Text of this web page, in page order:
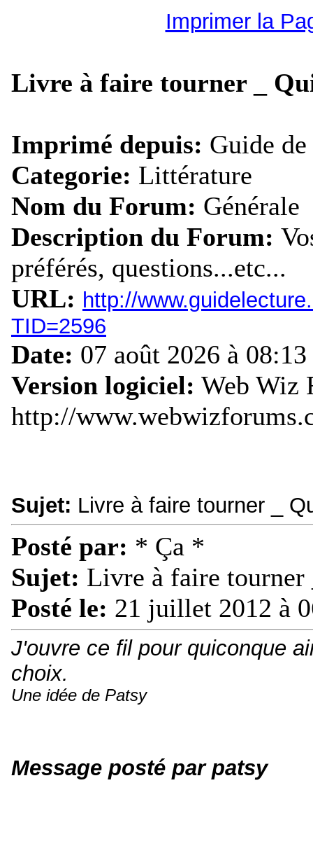
Imprimer la
Livre à faire tourner _
Imprimé depuis: Guide
Categorie: Littérature
Nom du Forum: Générale
Description du Forum:
préférés, questions...etc...
URL: http://
TID=2596
Date: 07 août 2026 à 08:13
Version logiciel: Web Wiz
http://
Sujet: Livre à faire tourner _
Posté par: * Ça *
Sujet: Livre à faire tourner
Posté le: 21 juillet 2012 à
J'ouvre ce fil pour quiconque
choix.
Une idée de Patsy
Message posté par patsy